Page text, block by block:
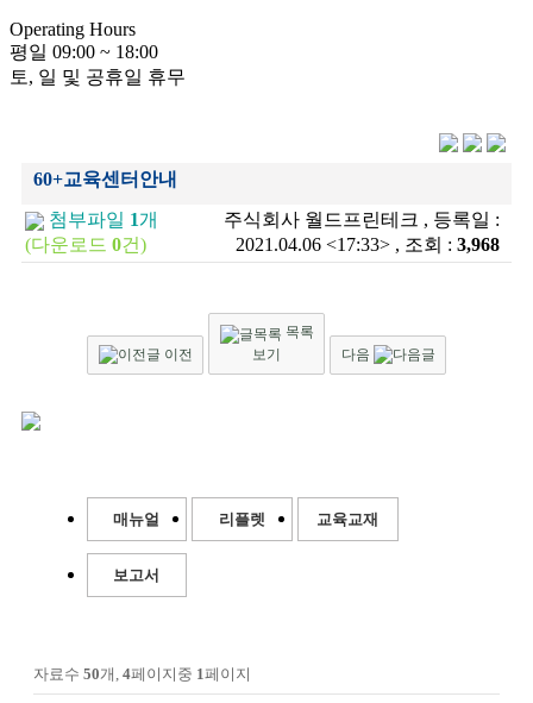
Operating Hours
평일 09:00 ~ 18:00
토, 일 및 공휴일 휴무
60+교육센터안내
첨부파일 1개
(다운로드 0건)
주식회사 월드프린테크 , 등록일 :
2021.04.06 <17:33> , 조회 : 3,968
이전
목록
보기
다음
매뉴얼 리플렛 교육교재
보고서
자료수 50개, 4페이지중 1페이지